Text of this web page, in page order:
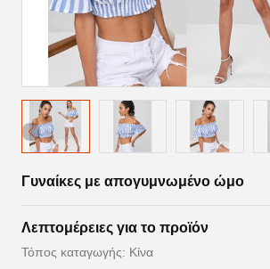
Γυναίκες με απογυμνωμένο ώμο
Λεπτομέρειες για το προϊόν
Τόπος καταγωγής: Κίνα